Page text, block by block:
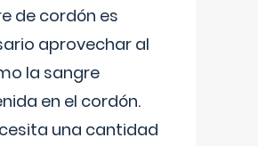
de cordón es
aprovechar al
la sangre
en el cordón.
una cantidad